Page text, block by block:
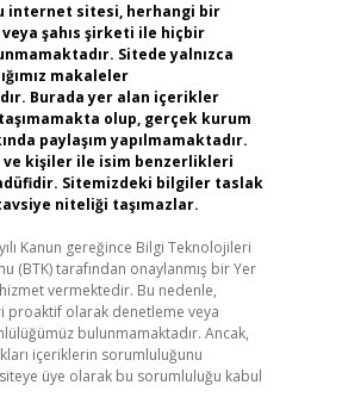
internet sitesi, herhangi bir
şahıs şirketi ile hiçbir
Sitede yalnızca
makaleler
Burada yer alan içerikler
olup, gerçek kurum
paylaşım yapılmamaktadır.
ve kişiler ile isim benzerlikleri
Sitemizdeki bilgiler taslak
niteliği taşımazlar.
Kanun gereğince Bilgi Teknolojileri
(BTK) tarafından onaylanmış bir Yer
hizmet vermektedir. Bu nedenle,
proaktif olarak denetleme veya
bulunmamaktadır. Ancak,
içeriklerin sorumluluğunu
üye olarak bu sorumluluğu kabul